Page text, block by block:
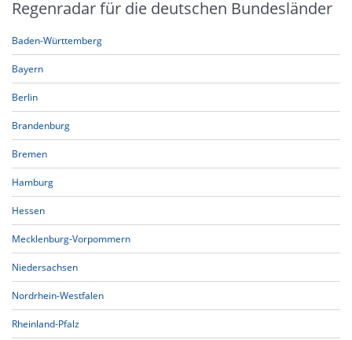
Regenradar für die deutschen Bundesländer
Baden-Württemberg
Bayern
Berlin
Brandenburg
Bremen
Hamburg
Hessen
Mecklenburg-Vorpommern
Niedersachsen
Nordrhein-Westfalen
Rheinland-Pfalz